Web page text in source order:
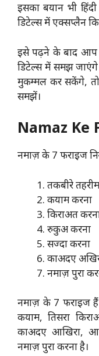
इसका बयान भी
डिटेल्स में एक्सप्लैन
इसे पढ़ने के बाद आप
डिटेल्स में समझ
मुकम्मल कर सकेंगे,
समझें।
Namaz Ke
नमाज़ के 7 फराइज
तकबीरे
कयाम करना
किराअत
रुकुअ करना
सज्दा करना
काअदए
नमाज़ पुरा
नमाज़ के 7 फराइज हैं
कयाम, तिसरा
काअदए आखिरा,
नमाज़ पुरा करना है।